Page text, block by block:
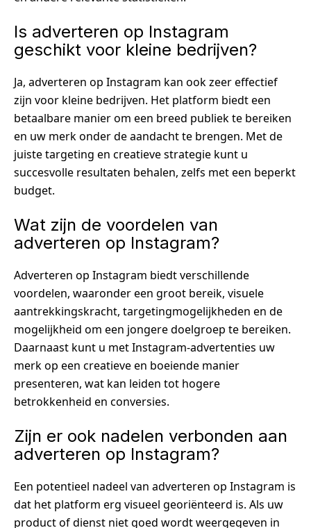
Is adverteren op Instagram
geschikt voor kleine bedrijven?
Ja, adverteren op Instagram kan ook zeer effectief
zijn voor kleine bedrijven. Het platform biedt een
betaalbare manier om een breed publiek te bereiken
en uw merk onder de aandacht te brengen. Met de
juiste targeting en creatieve strategie kunt u
succesvolle resultaten behalen, zelfs met een beperkt
budget.
Wat zijn de voordelen van
adverteren op Instagram?
Adverteren op Instagram biedt verschillende
voordelen, waaronder een groot bereik, visuele
aantrekkingskracht, targetingmogelijkheden en de
mogelijkheid om een jongere doelgroep te bereiken.
Daarnaast kunt u met Instagram-advertenties uw
merk op een creatieve en boeiende manier
presenteren, wat kan leiden tot hogere
betrokkenheid en conversies.
Zijn er ook nadelen verbonden aan
adverteren op Instagram?
Een potentieel nadeel van adverteren op Instagram is
dat het platform erg visueel georiënteerd is. Als uw
product of dienst niet goed wordt weergegeven in